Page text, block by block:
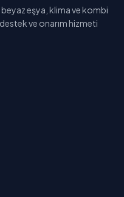
beyaz eşya, klima ve kombi
ve onarım hizmeti